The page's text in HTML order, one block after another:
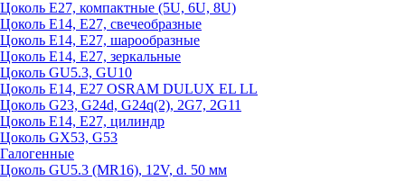
Цоколь Е27, компактные (5U, 6U, 8U)
Цоколь Е14, Е27, свечеобразные
Цоколь Е14, Е27, шарообразные
Цоколь Е14, Е27, зеркальные
Цоколь GU5.3, GU10
Цоколь Е14, Е27 OSRAM DULUX EL LL
Цоколь G23, G24d, G24q(2), 2G7, 2G11
Цоколь Е14, Е27, цилиндр
Цоколь GX53, G53
Галогенные
Цоколь GU5.3 (MR16), 12V, d. 50 мм